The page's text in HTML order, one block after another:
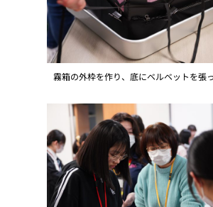
霧箱の外枠を作り、底にベルベットを張